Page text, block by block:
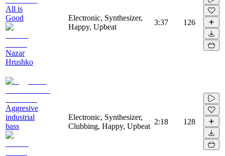
All is
Good
Nazar
Hrushko
Electronic, Synthesizer,
Happy, Upbeat
3:37 126
Aggresive
industrial
bass
Electronic, Synthesizer,
Clubbing, Happy, Upbeat
2:18 128